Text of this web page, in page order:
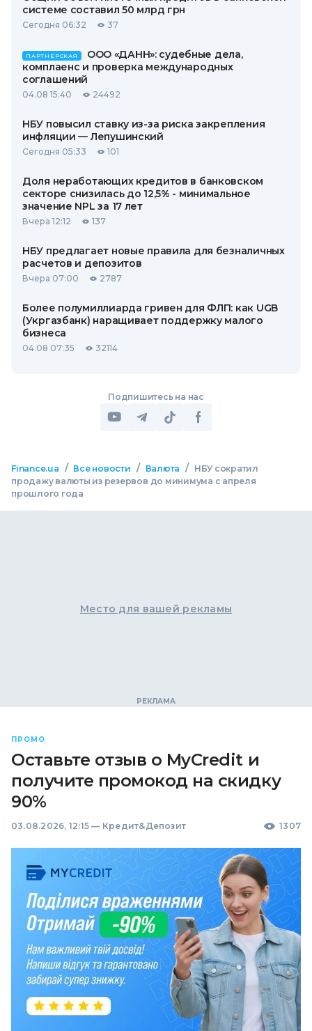
системе составил 50 млрд грн
Сегодня 06:32 37
ПАРТНЕРСКАЯ
ООО «ДАНН»: судебные дела,
комплаенс и проверка международных
соглашений
04.08 15:40 24492
НБУ повысил ставку из-за риска закрепления
инфляции — Лепушинский
Сегодня 05:33 101
Доля неработающих кредитов в банковском
секторе снизилась до 12,5% - минимальное
значение NPL за 17 лет
Вчера 12:12 137
НБУ предлагает новые правила для безналичных
расчетов и депозитов
Вчера 07:00 2787
Более полумиллиарда гривен для ФЛП: как UGB
(Укргазбанк) наращивает поддержку малого
бизнеса
04.08 07:35 32114
Подпишитесь на нас
Finance.ua / Все новости / Валюта /
НБУ сократил
продажу валюты из резервов до минимума с апреля
прошлого года
Место для вашей рекламы
ПРОМО
Оставьте отзыв о MyCredit и
получите промокод на скидку
90%
03.08.2026, 12:15 — Кредит&Депозит 1307